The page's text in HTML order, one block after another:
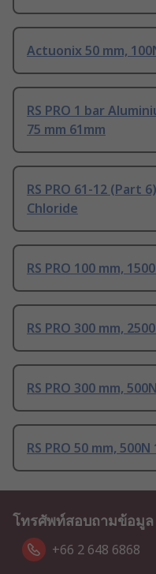
Actuonix 50 mm,
RS PRO 1 bar
75 mm 61mm
RS PRO 61-12 (Part
Chloride
RS PRO 100 mm,
RS PRO 300 mm,
RS PRO 300 mm,
RS PRO 50 mm,
โทรศัพท์สอบถามข้อมูล
+66 2 648 6868